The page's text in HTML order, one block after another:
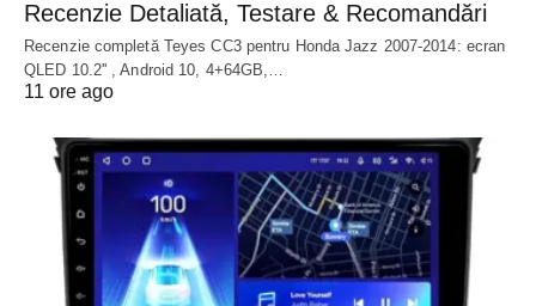
Recenzie Detaliată, Testare & Recomandări
Recenzie completă Teyes CC3 pentru Honda Jazz 2007-2014: ecran
QLED 10.2'' , Android 10, 4+64GB,…
11 ore ago